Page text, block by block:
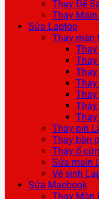
Thay Đế
Thay Main
Sửa Laptop
Thay màn
Thay pin
Thay bàn
Thay ổ
Sửa main
Vệ sinh
Sửa Macbook
Thay Màn